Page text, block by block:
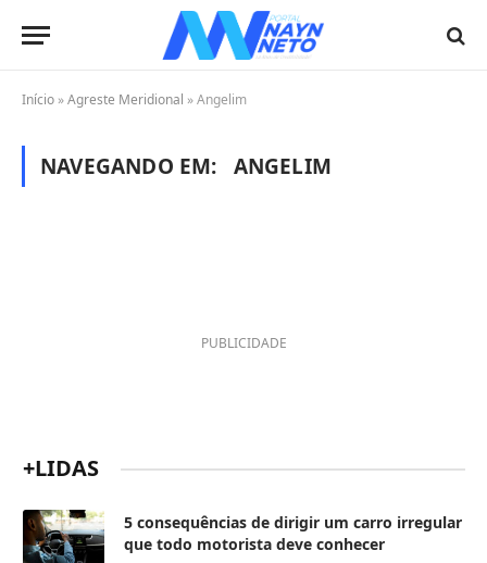
Início »Agreste Meridional »Angelim
NAVEGANDO EM: ANGELIM
PUBLICIDADE
+LIDAS
5 consequências de dirigir um carro irregular
que todo motorista deve conhecer